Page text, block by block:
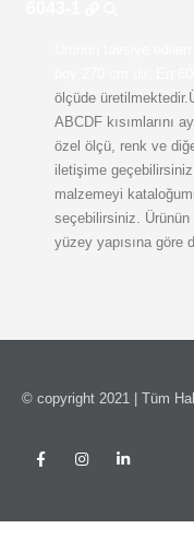
ölçüde
ABCDF kısımlarını
özel ölçü, renk ve
iletişime
malzemeyi
seçebilirsiniz. Ürünün
yüzey yapısına göre
© copyright 2021 | Tüm